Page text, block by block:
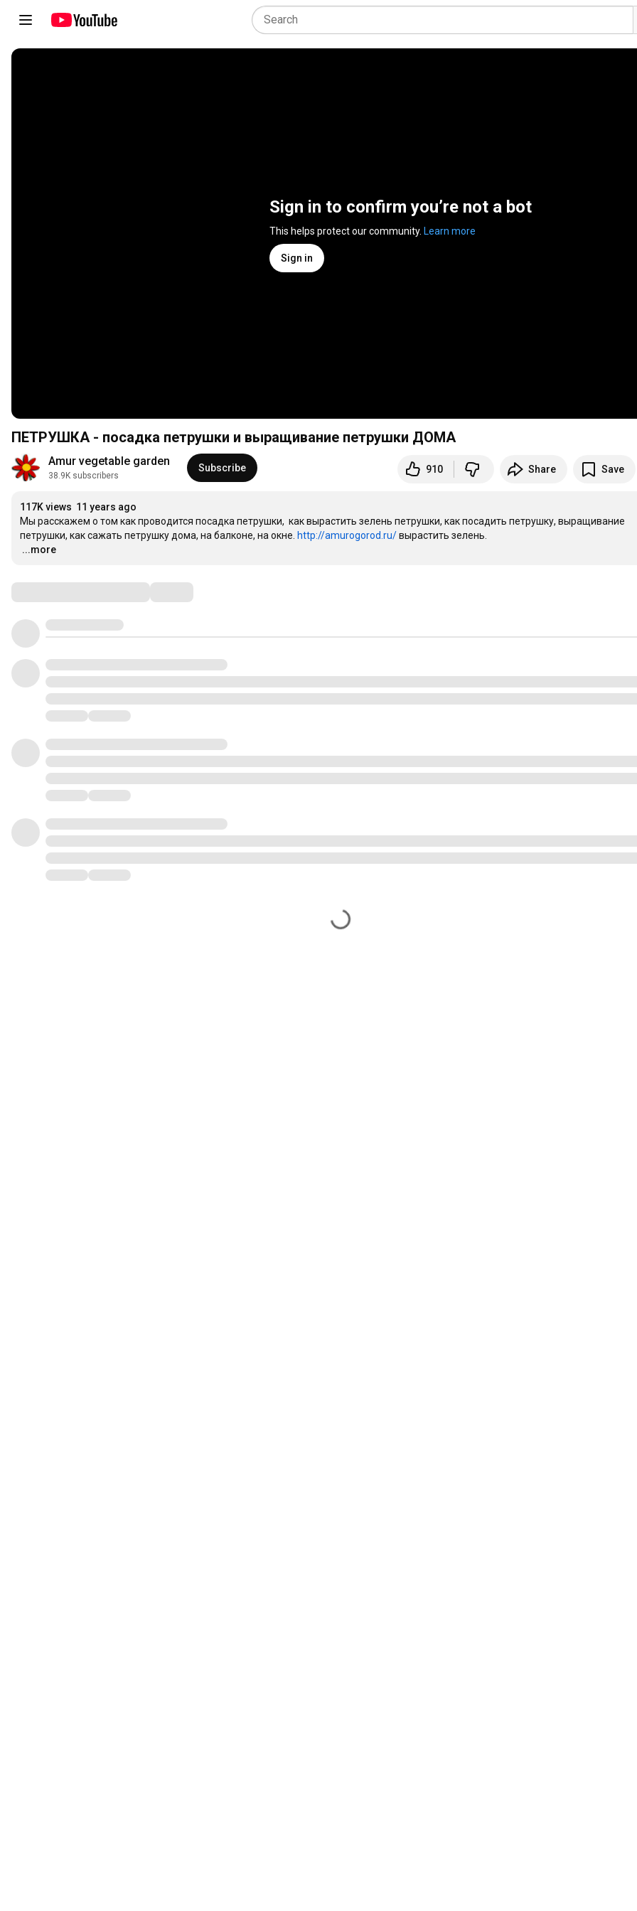
Sign in to confirm you’re not a bot
This helps protect our community. Learn more
Sign in
ПЕТРУШКА - посадка петрушки и выращивание петрушки ДОМА
Amur vegetable garden
38.9K subscribers
Subscribe 910 Share Save
117K views 11 years ago
Мы расскажем о том как проводится посадка петрушки,  как вырастить зелень петрушки, как посадить петрушку, выращивание
петрушки, как сажать петрушку дома, на балконе, на окне. http://amurogorod.ru/
…
...more